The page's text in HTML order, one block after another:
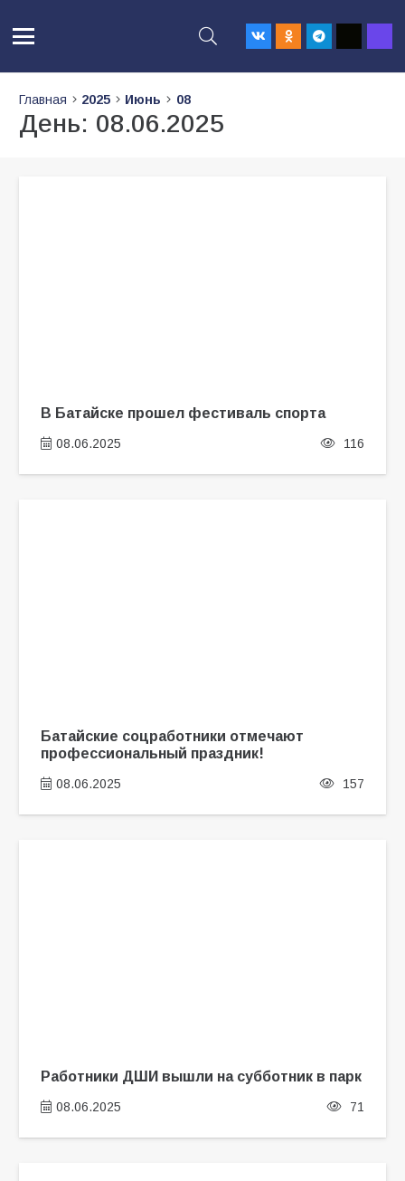
Главная 2025 Июнь 08
День: 08.06.2025
В Батайске прошел фестиваль спорта
08.06.2025 116
Батайские соцработники отмечают
профессиональный праздник!
08.06.2025 157
Работники ДШИ вышли на субботник в парк
08.06.2025 71